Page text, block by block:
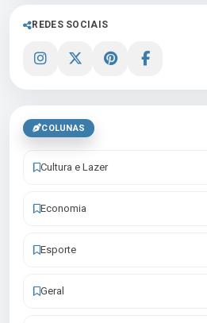
REDES SOCIAIS
COLUNAS
Cultura e Lazer
Economia
Esporte
Geral